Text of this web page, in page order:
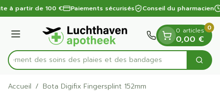
Aller au contenu
1 de 1
à partir de 100 € Paiements sécurisés Conseil du pharmacien
Menu
Rechercherdes soins des plaies et des bandages
0 articles
0,00 €
0
Accueil / Bota Digifix Fingersplint 152mm